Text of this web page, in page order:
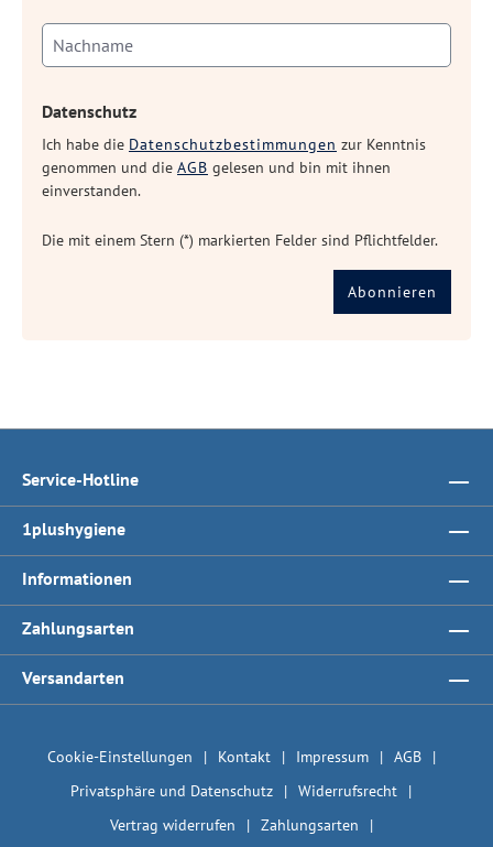
Datenschutz
Ich habe die Datenschutzbestimmungen zur Kenntnis
genommen und die AGB gelesen und bin mit ihnen
einverstanden.
Die mit einem Stern (*) markierten Felder sind Pflichtfelder.
Abonnieren
Service-Hotline
1plushygiene
Informationen
Zahlungsarten
Versandarten
Cookie-Einstellungen Kontakt Impressum
AGB
Privatsphäre und Datenschutz
Widerrufsrecht
Vertrag widerrufen
Zahlungsarten